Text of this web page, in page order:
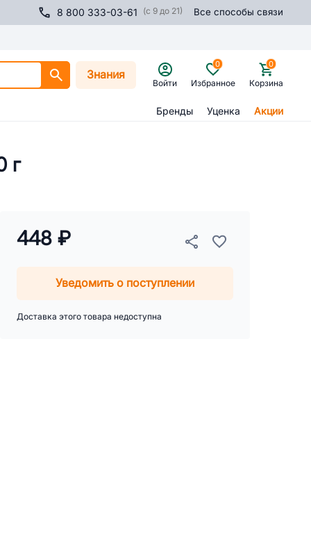
8 800 333-03-61 (с 9 до 21) Все способы связи
Знания
Войти Избранное
0
Корзина
0
Бренды Уценка Акции
г
448 ₽
Уведомить о поступлении
Доставка этого товара недоступна